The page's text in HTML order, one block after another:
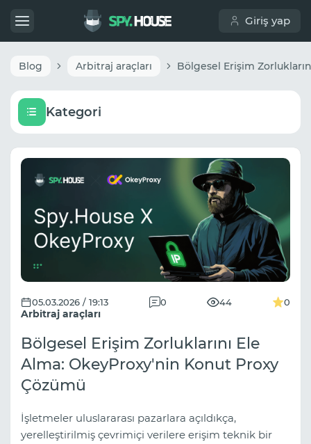
Giriş yap
Blog Arbitraj araçları
Kategori
Arbitraj araçları
05.03.2026 / 19:13 0 44 0
Bölgesel Erişim Zorluklarını Ele
Alma: OkeyProxy'nin Konut Proxy
Çözümü
İşletmeler uluslararası pazarlara açıldıkça,
yerelleştirilmiş çevrimiçi verilere erişim teknik bir